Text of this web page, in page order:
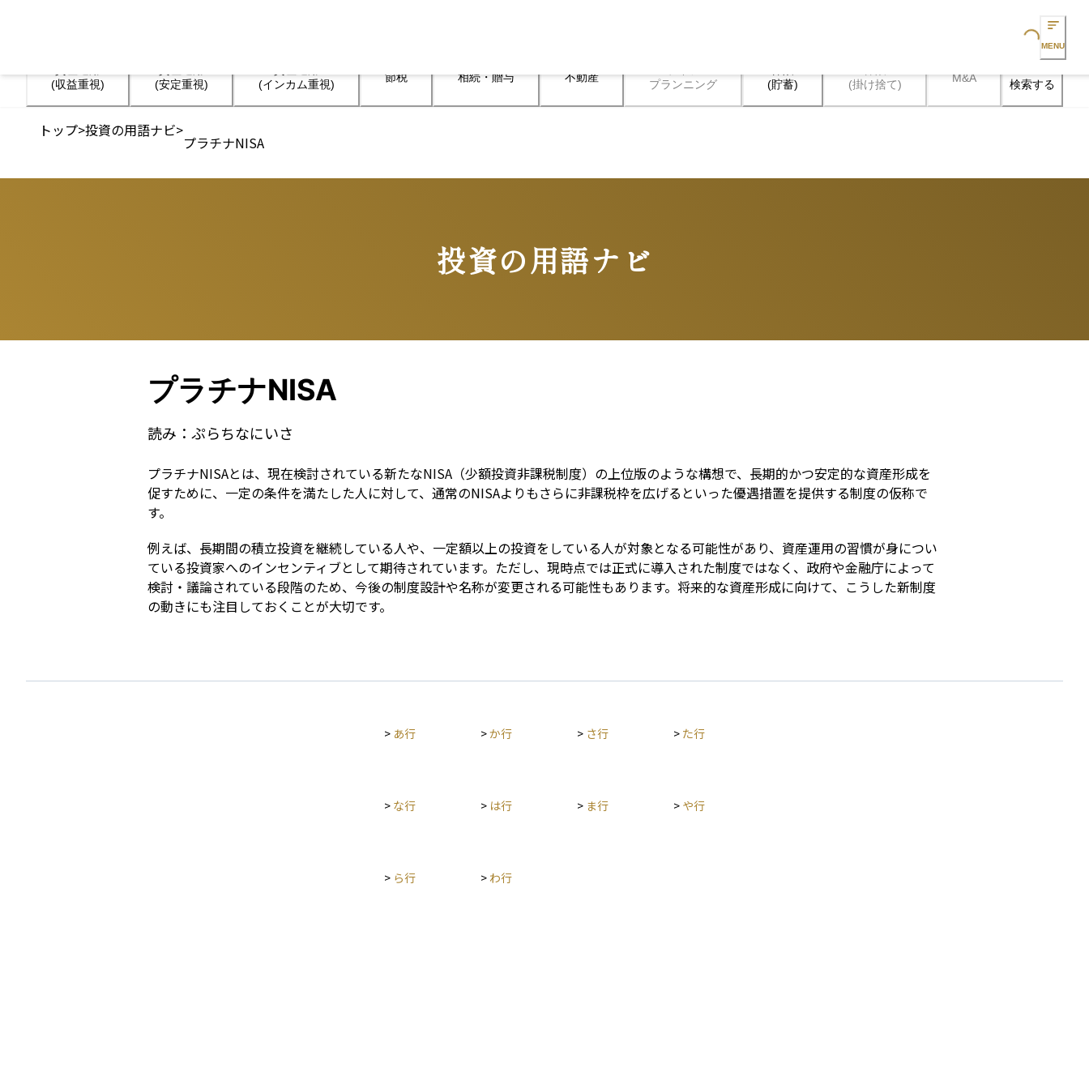
Loading...
MENU
(収益重視)
(安定重視)
(インカム重視)
節税 相続・贈与 不動産
プランニング
(貯蓄)
(掛け捨て)
M&A 検索する
トップ>投資の用語ナビ>
プラチナNISA
投資の用語ナビ
Terms
プラチナNISA
読み： ぷらちなにいさ
プラチナNISAとは、現在検討されている新たなNISA（少額投資非課税制度）の上位版のような構想で、長期的かつ安定的な資産形成を
促すために、一定の条件を満たした人に対して、通常のNISAよりもさらに非課税枠を広げるといった優遇措置を提供する制度の仮称で
す。
例えば、長期間の積立投資を継続している人や、一定額以上の投資をしている人が対象となる可能性があり、資産運用の習慣が身につい
ている投資家へのインセンティブとして期待されています。ただし、現時点では正式に導入された制度ではなく、政府や金融庁によって
検討・議論されている段階のため、今後の制度設計や名称が変更される可能性もあります。将来的な資産形成に向けて、こうした新制度
の動きにも注目しておくことが大切です。
> あ行 >か行 > さ行 > た行
> な行 > は行 > ま行 > や行
> ら行 > わ行